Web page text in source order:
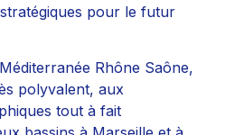
pour le futur
Rhône Saône,
polyvalent, aux
tout à fait